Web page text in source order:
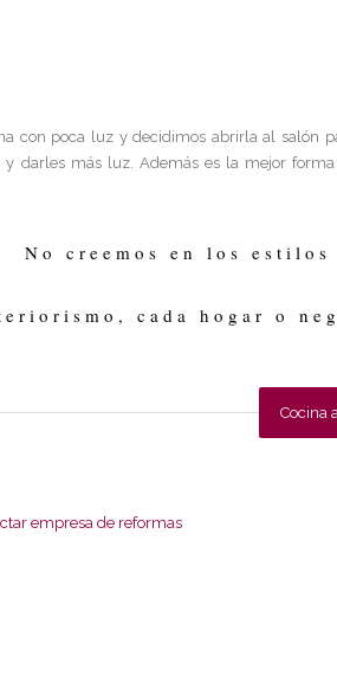
con poca luz y decidimos abrirla al salón
y darles más luz. Además es la mejor
No creemos en los
cada hogar o
Cocina